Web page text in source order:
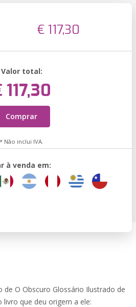
€ 117,30
Valor total:
117,30
Comprar
* Não inclui IVA.
à venda em:
de O Obscuro Glossário Ilustrado de
que deu origem a ele: